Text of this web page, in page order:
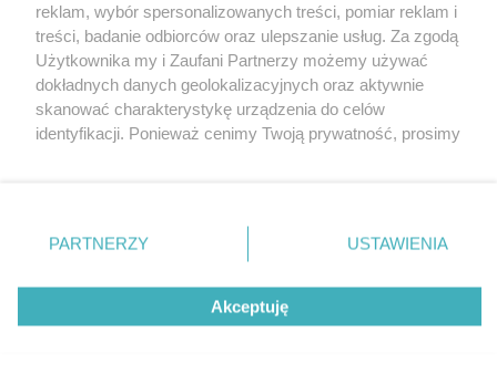
Nie zapomnij
zapoznać się z:
polityką prywatności regulamin korzystania z portali
Twojemiasto
Piekary Śląskie
Chorzów
Tarnowskie Góry
Gliwice
Skontaktuj sięz nami
Kontakt
Wydawca
Pogoda
reklam, wybór spersonalizowanych treści, pomiar reklam i
treści, badanie odbiorców oraz ulepszanie usług. Za zgodą
Użytkownika my i Zaufani Partnerzy możemy używać
dokładnych danych geolokalizacyjnych oraz aktywnie
skanować charakterystykę urządzenia do celów
identyfikacji. Ponieważ cenimy Twoją prywatność, prosimy
prywatności znajdujący się w lewym dolnym rogu strony
. Niektóre rodzaje przetwarzania danych nie wymagają
zgody użytkownika, ale masz prawo sprzeciwić się
takiemu przetwarzaniu. Preferencje będą miały
zastosowania tylko na tej witrynie.
PARTNERZY USTAWIENIA
Akceptuję